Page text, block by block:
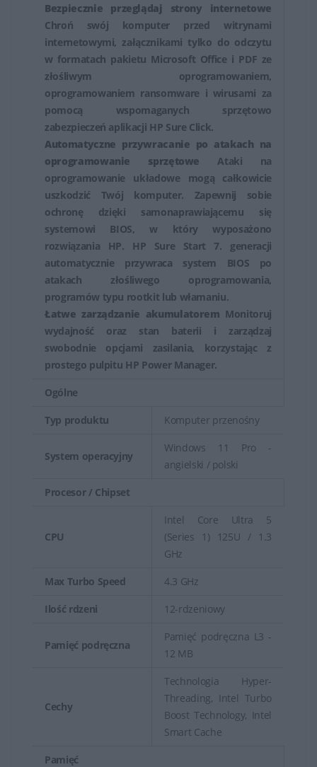
Bezpiecznie przeglądaj strony internetowe
Chroń swój komputer przed witrynami
internetowymi, załącznikami tylko do odczytu
w formatach pakietu Microsoft Office i PDF ze
złośliwym oprogramowaniem,
oprogramowaniem ransomware i wirusami za
pomocą wspomaganych sprzętowo
zabezpieczeń aplikacji HP Sure Click.
Automatyczne przywracanie po atakach na
oprogramowanie sprzętowe Ataki na
oprogramowanie układowe mogą całkowicie
uszkodzić Twój komputer. Zapewnij sobie
ochronę dzięki samonaprawiającemu się
systemowi BIOS, w który wyposażono
rozwiązania HP. HP Sure Start 7. generacji
automatycznie przywraca system BIOS po
atakach złośliwego oprogramowania,
programów typu rootkit lub włamaniu.
Łatwe zarządzanie akumulatorem Monitoruj
wydajność oraz stan baterii i zarządzaj
swobodnie opcjami zasilania, korzystając z
prostego pulpitu HP Power Manager.
Ogólne
Typ produktu Komputer przenośny
System operacyjny
Windows 11 Pro -
angielski / polski
Procesor / Chipset
CPU
Intel Core Ultra 5
(Series 1) 125U / 1.3
GHz
Max Turbo Speed 4.3 GHz
Ilość rdzeni 12-rdzeniowy
Pamięć podręczna
Pamięć podręczna L3 -
12 MB
Cechy
Technologia Hyper-
Threading, Intel Turbo
Boost Technology, Intel
Smart Cache
Pamięć